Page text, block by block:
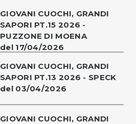
GIOVANI CUOCHI, GRANDI
SAPORI PT.15 2026 -
PUZZONE DI MOENA
del 17/04/2026
GIOVANI CUOCHI, GRANDI
SAPORI PT.13 2026 - SPECK
del 03/04/2026
GIOVANI CUOCHI, GRANDI